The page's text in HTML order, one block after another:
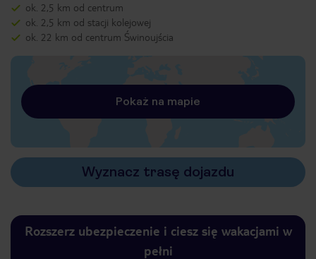
ok. 2,5 km od centrum
ok. 2,5 km od stacji kolejowej
ok. 22 km od centrum Świnoujścia
Pokaż na mapie
Wyznacz trasę dojazdu
Rozszerz ubezpieczenie i ciesz się wakacjami w
pełni